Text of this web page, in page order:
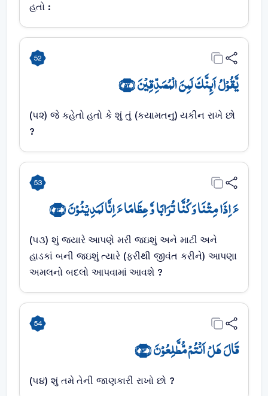
હતો :
52
یَّقُوۡلُ اَئِنَّکَ لَمِنَ الۡمُصَدِّقِیۡنَ ﴿۵۲﴾
(૫૨) જે કહેતો હતો કે શું તું (કયામતનુ) યકીન રાખે છો
?
53
ءَ اِذَا مِتۡنَا وَ کُنَّا تُرَابًا وَّ عِظَامًا ءَ اِنَّا لَمَدِیۡنُوۡنَ ﴿۵۳﴾
(૫૩) શું જયારે આપણે મરી જઇશું અને માટી અને
હાડકાં બની જઇશું ત્યારે (ફરીથી જીવંત કરીને) આપણા
અમલનો બદલો આપવામાં આવશે ?
54
قَالَ ہَلۡ اَنۡتُمۡ مُّطَّلِعُوۡنَ ﴿۵۴﴾
(૫૪) શું તમે તેની જાણકારી રાખો છો ?